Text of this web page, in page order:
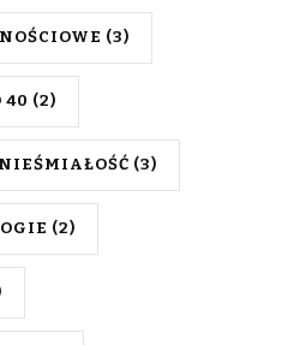
(3)
40 (2)
NIEŚMIAŁOŚĆ (3)
(2)